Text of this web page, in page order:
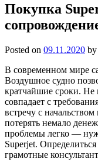
Покупка
Posted on 09.11.2020 by
В современном мире
Воздушное судно
кратчайшие сроки. Не
совпадает с
встречу с
потерять немало
проблемы легко —
Superjet.
грамотные